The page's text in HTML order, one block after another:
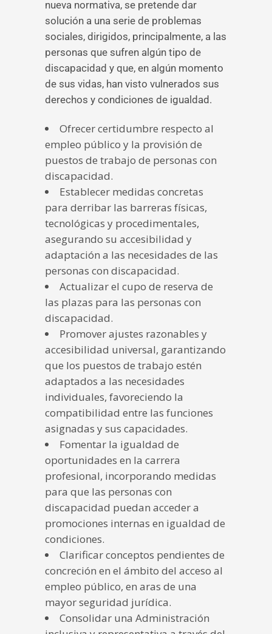
nueva normativa, se pretende dar
solución a una serie de problemas
sociales, dirigidos, principalmente, a las
personas que sufren algún tipo de
discapacidad y que, en algún momento
de sus vidas, han visto vulnerados sus
derechos y condiciones de igualdad.
Ofrecer certidumbre respecto al
empleo público y la provisión de
puestos de trabajo de personas con
discapacidad.
Establecer medidas concretas
para derribar las barreras físicas,
tecnológicas y procedimentales,
asegurando su accesibilidad y
adaptación a las necesidades de las
personas con discapacidad.
Actualizar el cupo de reserva de
las plazas para las personas con
discapacidad.
Promover ajustes razonables y
accesibilidad universal, garantizando
que los puestos de trabajo estén
adaptados a las necesidades
individuales, favoreciendo la
compatibilidad entre las funciones
asignadas y sus capacidades.
Fomentar la igualdad de
oportunidades en la carrera
profesional, incorporando medidas
para que las personas con
discapacidad puedan acceder a
promociones internas en igualdad de
condiciones.
Clarificar conceptos pendientes de
concreción en el ámbito del acceso al
empleo público, en aras de una
mayor seguridad jurídica.
Consolidar una Administración